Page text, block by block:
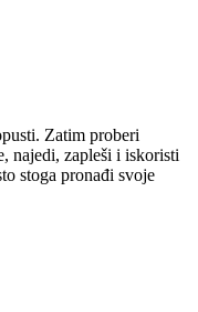
Zatim proberi
najedi, zapleši i iskoristi
stoga pronađi svoje